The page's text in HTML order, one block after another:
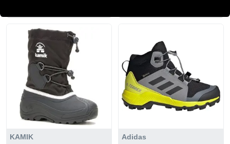
Lapis/Black/Fird
KAMIK
Adidas